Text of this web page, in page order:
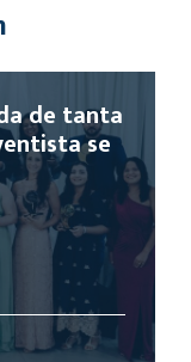
de tanta
se